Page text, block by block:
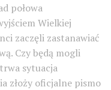
połowa
Wielkiej
zaczęli zastanawiać
Czy będą mogli
sytuacja
złoży oficjalne pismo